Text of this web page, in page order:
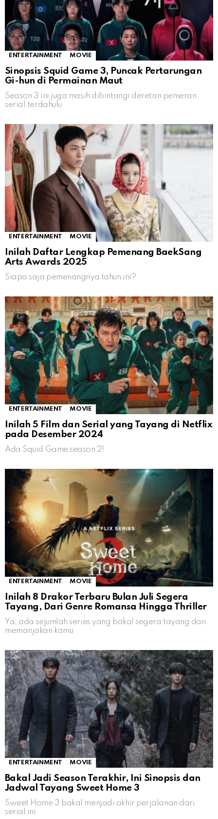
ENTERTAINMENT MOVIE
Sinopsis Squid Game 3, Puncak Pertarungan
Gi-hun di Permainan Maut
Season 3 ini juga masih dibintangi deretan pemeran
serial terdahulu
ENTERTAINMENT MOVIE
Inilah Daftar Lengkap Pemenang BaekSang
Arts Awards 2025
Siapa saja pemenangnya tahun ini?
ENTERTAINMENT MOVIE
Inilah 5 Film dan Serial yang Tayang di Netflix
pada Desember 2024
Ada Squid Game season 2!
ENTERTAINMENT MOVIE
Inilah 8 Drakor Terbaru Bulan Juli Segera
Tayang, Dari Genre Romansa Hingga Thriller
Ya, ada sejumlah series yang bakal segera tayang dan
memanjakan kamu
ENTERTAINMENT MOVIE
Bakal Jadi Season Terakhir, Ini Sinopsis dan
Jadwal Tayang Sweet Home 3
Sweet Home 3 bakal menjadi akhir perjalanan dari
serial ini